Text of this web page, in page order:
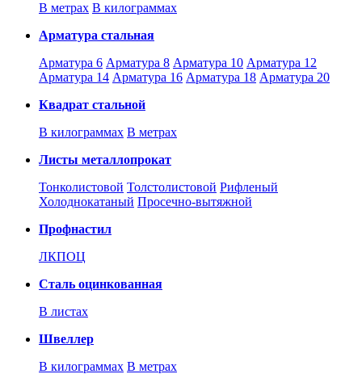
В метрах В килограммах
Арматура стальная
Арматура 6 Арматура 8 Арматура 10 Арматура 12
Арматура 14 Арматура 16 Арматура 18 Арматура 20
Квадрат стальной
В килограммах В метрах
Листы металлопрокат
Тонколистовой Толстолистовой Рифленый
Холоднокатаный Проcечно-вытяжной
Профнастил
ЛКПОЦ
Сталь оцинкованная
В листах
Швеллер
В килограммах В метрах